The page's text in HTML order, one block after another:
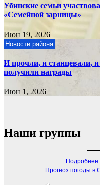
Убинские семьи
«Семейной зарницы»
Июн 19, 2026
Новости района
И прочли, и станцевали,
получили награды
Июн 1, 2026
Наши группы
Подробнее
Прогноз погоды в